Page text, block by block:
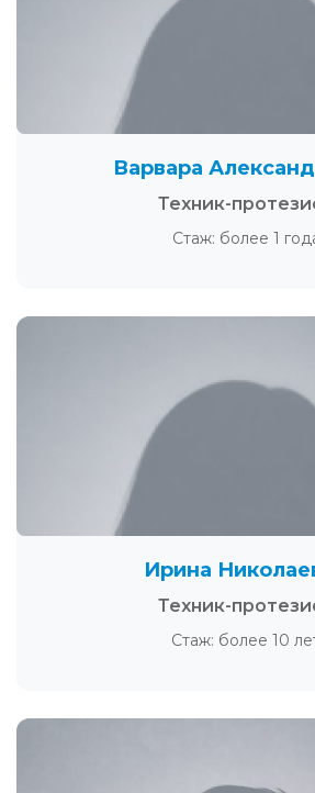
Варвара
Техник-
Стаж: более 1
Ирина
Техник-
Стаж: более 10